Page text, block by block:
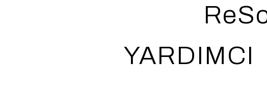
Model ve serileri görmek için
Daha Fazla Bilgi Al
YARDIMCI